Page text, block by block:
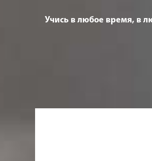
Учись в любое время, в